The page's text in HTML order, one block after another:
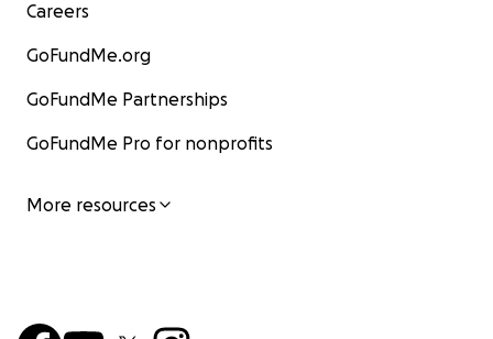
Careers
GoFundMe.org
GoFundMe Partnerships
GoFundMe Pro for nonprofits
More resources